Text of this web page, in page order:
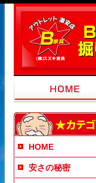
HOME
安さの秘密